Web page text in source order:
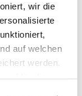
wir die
auf welchen
werden.